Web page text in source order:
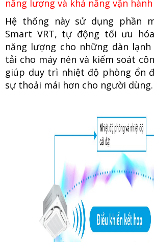
năng lượng và khả năng vận
Hệ thống này sử dụng phần
Smart VRT, tự động tối ưu
năng lượng cho những dàn
tải cho máy nén và kiểm soát
giúp duy trì nhiệt độ phòng ổn
sự thoải mái hơn cho người dùng.